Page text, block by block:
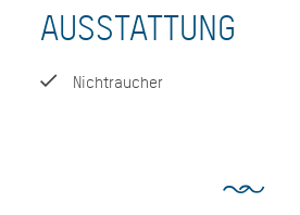
AUSSTATTUNG
Nichtraucher